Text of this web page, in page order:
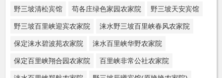
野三坡清松宾馆 苟各庄绿色家园农家院 野三坡天安宾馆
野三坡百里峡迎宾农家院 涞水野三坡百里峡春风农家院
保定涞水碧波苑农家院 涞水百里峡华野农家院
保定百里峡翔合园农家院 百里峡非常公社农家院